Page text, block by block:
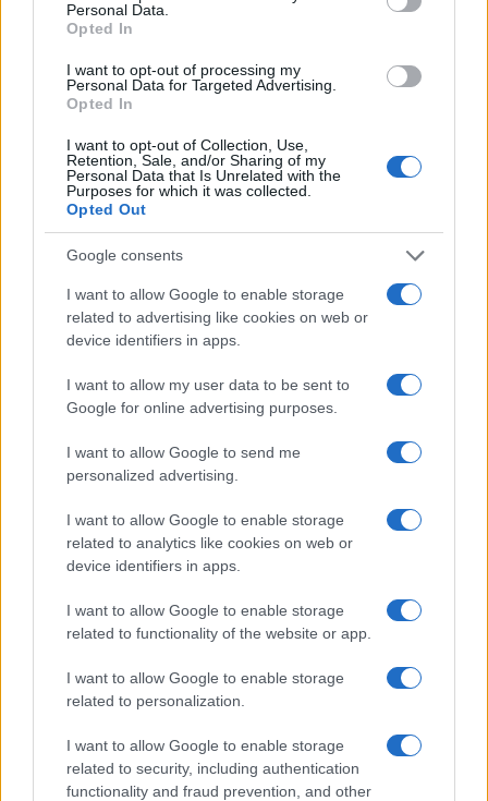
Personal Data.
Opted In
I want to opt-out of processing my
Personal Data for Targeted Advertising.
Opted In
I want to opt-out of Collection, Use,
Retention, Sale, and/or Sharing of my
Personal Data that Is Unrelated with the
Purposes for which it was collected.
Opted Out
Google consents
I want to allow Google to enable storage
related to advertising like cookies on web or
device identifiers in apps.
I want to allow my user data to be sent to
Google for online advertising purposes.
I want to allow Google to send me
personalized advertising.
I want to allow Google to enable storage
related to analytics like cookies on web or
device identifiers in apps.
I want to allow Google to enable storage
related to functionality of the website or app.
I want to allow Google to enable storage
related to personalization.
I want to allow Google to enable storage
related to security, including authentication
functionality and fraud prevention, and other
Sigue leyendo
INVERSIONES
Guía para evaluar RWA: custodios, oráculos, liquidez y riesgo